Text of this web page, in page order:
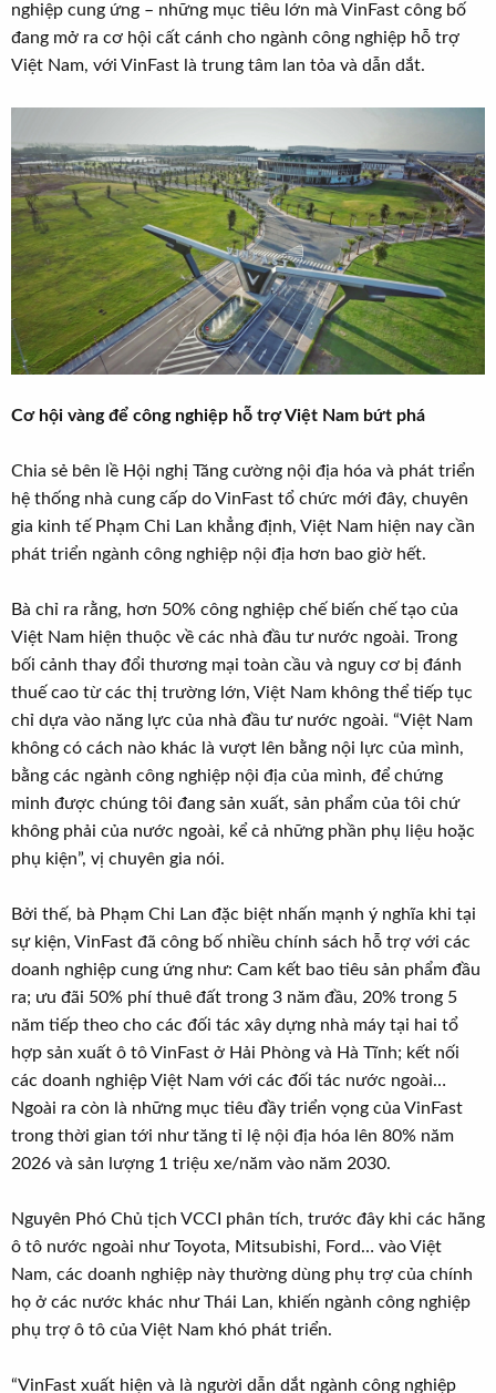
nghiệp cung ứng – những mục tiêu lớn mà VinFast công bố
đang mở ra cơ hội cất cánh cho ngành công nghiệp hỗ trợ
Việt Nam, với VinFast là trung tâm lan tỏa và dẫn dắt.
Cơ hội vàng để công nghiệp hỗ trợ Việt Nam bứt phá
Chia sẻ bên lề Hội nghị Tăng cường nội địa hóa và phát triển
hệ thống nhà cung cấp do VinFast tổ chức mới đây, chuyên
gia kinh tế Phạm Chi Lan khẳng định, Việt Nam hiện nay cần
phát triển ngành công nghiệp nội địa hơn bao giờ hết.
Bà chỉ ra rằng, hơn 50% công nghiệp chế biến chế tạo của
Việt Nam hiện thuộc về các nhà đầu tư nước ngoài. Trong
bối cảnh thay đổi thương mại toàn cầu và nguy cơ bị đánh
thuế cao từ các thị trường lớn, Việt Nam không thể tiếp tục
chỉ dựa vào năng lực của nhà đầu tư nước ngoài. “Việt Nam
không có cách nào khác là vượt lên bằng nội lực của mình,
bằng các ngành công nghiệp nội địa của mình, để chứng
minh được chúng tôi đang sản xuất, sản phẩm của tôi chứ
không phải của nước ngoài, kể cả những phần phụ liệu hoặc
phụ kiện”, vị chuyên gia nói.
Bởi thế, bà Phạm Chi Lan đặc biệt nhấn mạnh ý nghĩa khi tại
sự kiện, VinFast đã công bố nhiều chính sách hỗ trợ với các
doanh nghiệp cung ứng như: Cam kết bao tiêu sản phẩm đầu
ra; ưu đãi 50% phí thuê đất trong 3 năm đầu, 20% trong 5
năm tiếp theo cho các đối tác xây dựng nhà máy tại hai tổ
hợp sản xuất ô tô VinFast ở Hải Phòng và Hà Tĩnh; kết nối
các doanh nghiệp Việt Nam với các đối tác nước ngoài…
Ngoài ra còn là những mục tiêu đầy triển vọng của VinFast
trong thời gian tới như tăng tỉ lệ nội địa hóa lên 80% năm
2026 và sản lượng 1 triệu xe/năm vào năm 2030.
Nguyên Phó Chủ tịch VCCI phân tích, trước đây khi các hãng
ô tô nước ngoài như Toyota, Mitsubishi, Ford… vào Việt
Nam, các doanh nghiệp này thường dùng phụ trợ của chính
họ ở các nước khác như Thái Lan, khiến ngành công nghiệp
phụ trợ ô tô của Việt Nam khó phát triển.
“VinFast xuất hiện và là người dẫn dắt ngành công nghiệp